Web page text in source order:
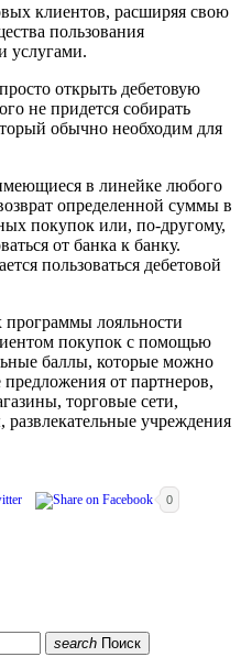
клиентов, расширяя свою
пользования
услугами.
открыть дебетовую
не придется собирать
обычно необходим для
в линейке любого
определенной суммы в
покупок или, по-другому,
от банка к банку.
пользоваться дебетовой
программы лояльности
покупок с помощью
баллы, которые можно
от партнеров,
торговые сети,
развлекательные учреждения
0
search Поиск